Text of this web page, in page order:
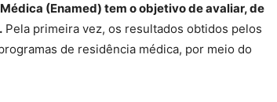
(Enamed) tem o objetivo de avaliar, de
Pela primeira vez, os resultados obtidos pelos
de residência médica, por meio do